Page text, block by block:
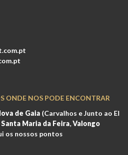
ONDE NOS PODE ENCONTRAR
de Gaia (Carvalhos e Junto ao El
Santa Maria da Feira,Valongo
os nossos pontos